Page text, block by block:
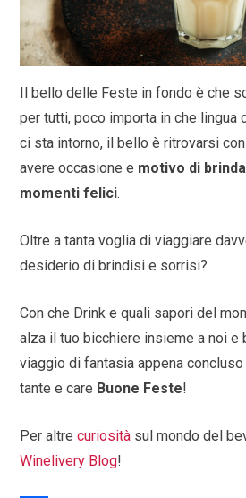
Il bello delle Feste in fondo è che
per tutti, poco importa in che lingua
ci sta intorno, il bello è ritrovarsi
avere occasione e motivo di
momenti felici.
Oltre a tanta voglia di viaggiare
desiderio di brindisi e sorrisi?
Con che Drink e quali sapori del
alza il tuo bicchiere insieme a noi e
viaggio di fantasia appena
tante e care Buone Feste!
Per altrecuriosità sul mondo del
Winelivery Blog!